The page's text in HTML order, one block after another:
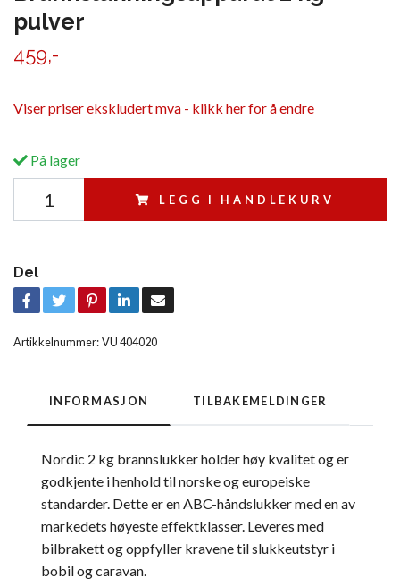
pulver
459,-
Viser priser ekskludert mva - klikk her for å endre
På lager
LEGG I HANDLEKURV
Del
Artikkelnummer:VU 404020
INFORMASJON TILBAKEMELDINGER
Nordic 2 kg brannslukker holder høy kvalitet og er
godkjente i henhold til norske og europeiske
standarder. Dette er en ABC-håndslukker med en av
markedets høyeste effektklasser. Leveres med
bilbrakett og oppfyller kravene til slukkeutstyr i
bobil og caravan.